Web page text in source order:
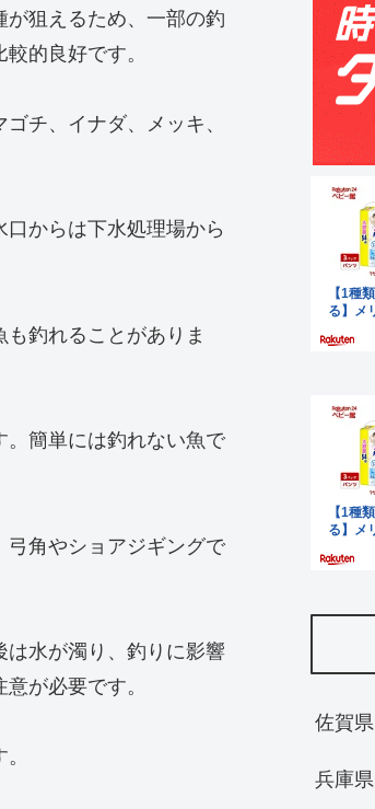
狙えるため、一部の釣
的良好です。
チ、イナダ、メッキ、
からは下水処理場から
釣れることがありま
簡単には釣れない魚で
角やショアジギングで
水が濁り、釣りに影響
が必要です。
佐賀県
兵庫県